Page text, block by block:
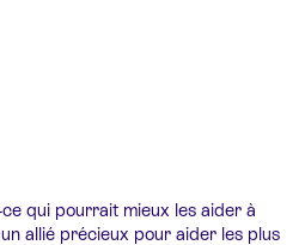
qui pourrait mieux les aider à
allié précieux pour aider les plus